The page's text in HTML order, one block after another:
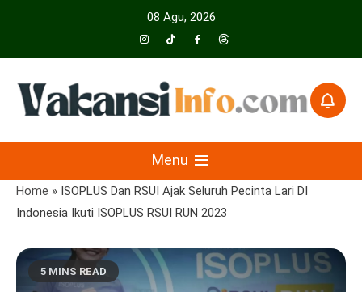
08 Agu, 2026
VakansiinfoMenu
Home » ISOPLUS Dan RSUI Ajak Seluruh Pecinta Lari DI
Indonesia Ikuti ISOPLUS RSUI RUN 2023
5 MINS READ